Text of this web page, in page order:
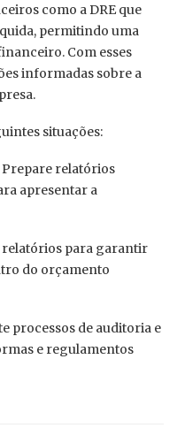
como a DRE que
permitindo uma
Com esses
informadas sobre a
situações:
Prepare relatórios
apresentar a
relatórios para garantir
do orçamento
processos de auditoria e
e regulamentos